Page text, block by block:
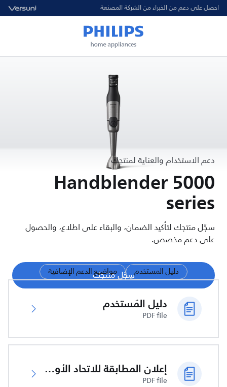
احصل على دعم من الخبراء من الشركة المصنعة
دعم الاستخدام والعناية لمنتجك
Handblender 5000
series
سجّل منتجك لتأكيد الضمان، والبقاء على اطلاع، والحصول
على دعم مخصص.
سجّل منتجكدليل المستخدم مواضيع الدعم الإضافية
دليل المُستخدم
PDF file
إعلان المطابقة للاتحاد الأوروبي
PDF file